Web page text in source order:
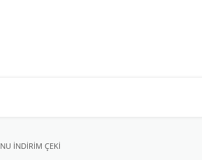
İNDIRIM ÇEKI